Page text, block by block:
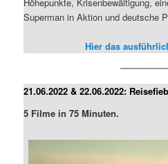
Superman in Aktion und deutsche
Hier das
21.06.2022 & 22.06.2022:
5 Filme in 75 Minuten.